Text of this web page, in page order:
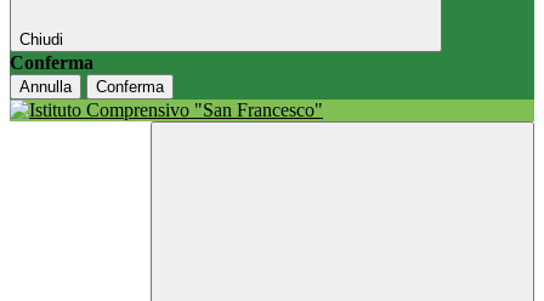
Chiudi
Conferma
Annulla Conferma